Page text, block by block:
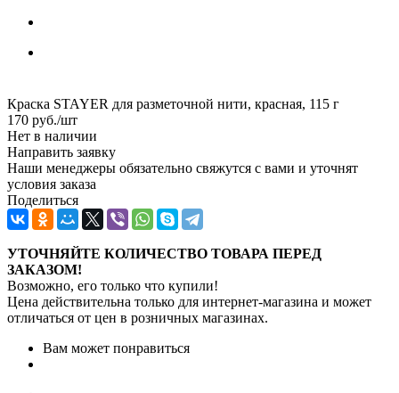
Краска STAYER для разметочной нити, красная, 115 г
170 руб./шт
Нет в наличии
Направить заявку
Наши менеджеры обязательно свяжутся с вами и уточнят
условия заказа
Поделиться
УТОЧНЯЙТЕ КОЛИЧЕСТВО ТОВАРА ПЕРЕД
ЗАКАЗОМ!
Возможно, его только что купили!
Цена действительна только для интернет-магазина и может
отличаться от цен в розничных магазинах.
Вам может понравиться